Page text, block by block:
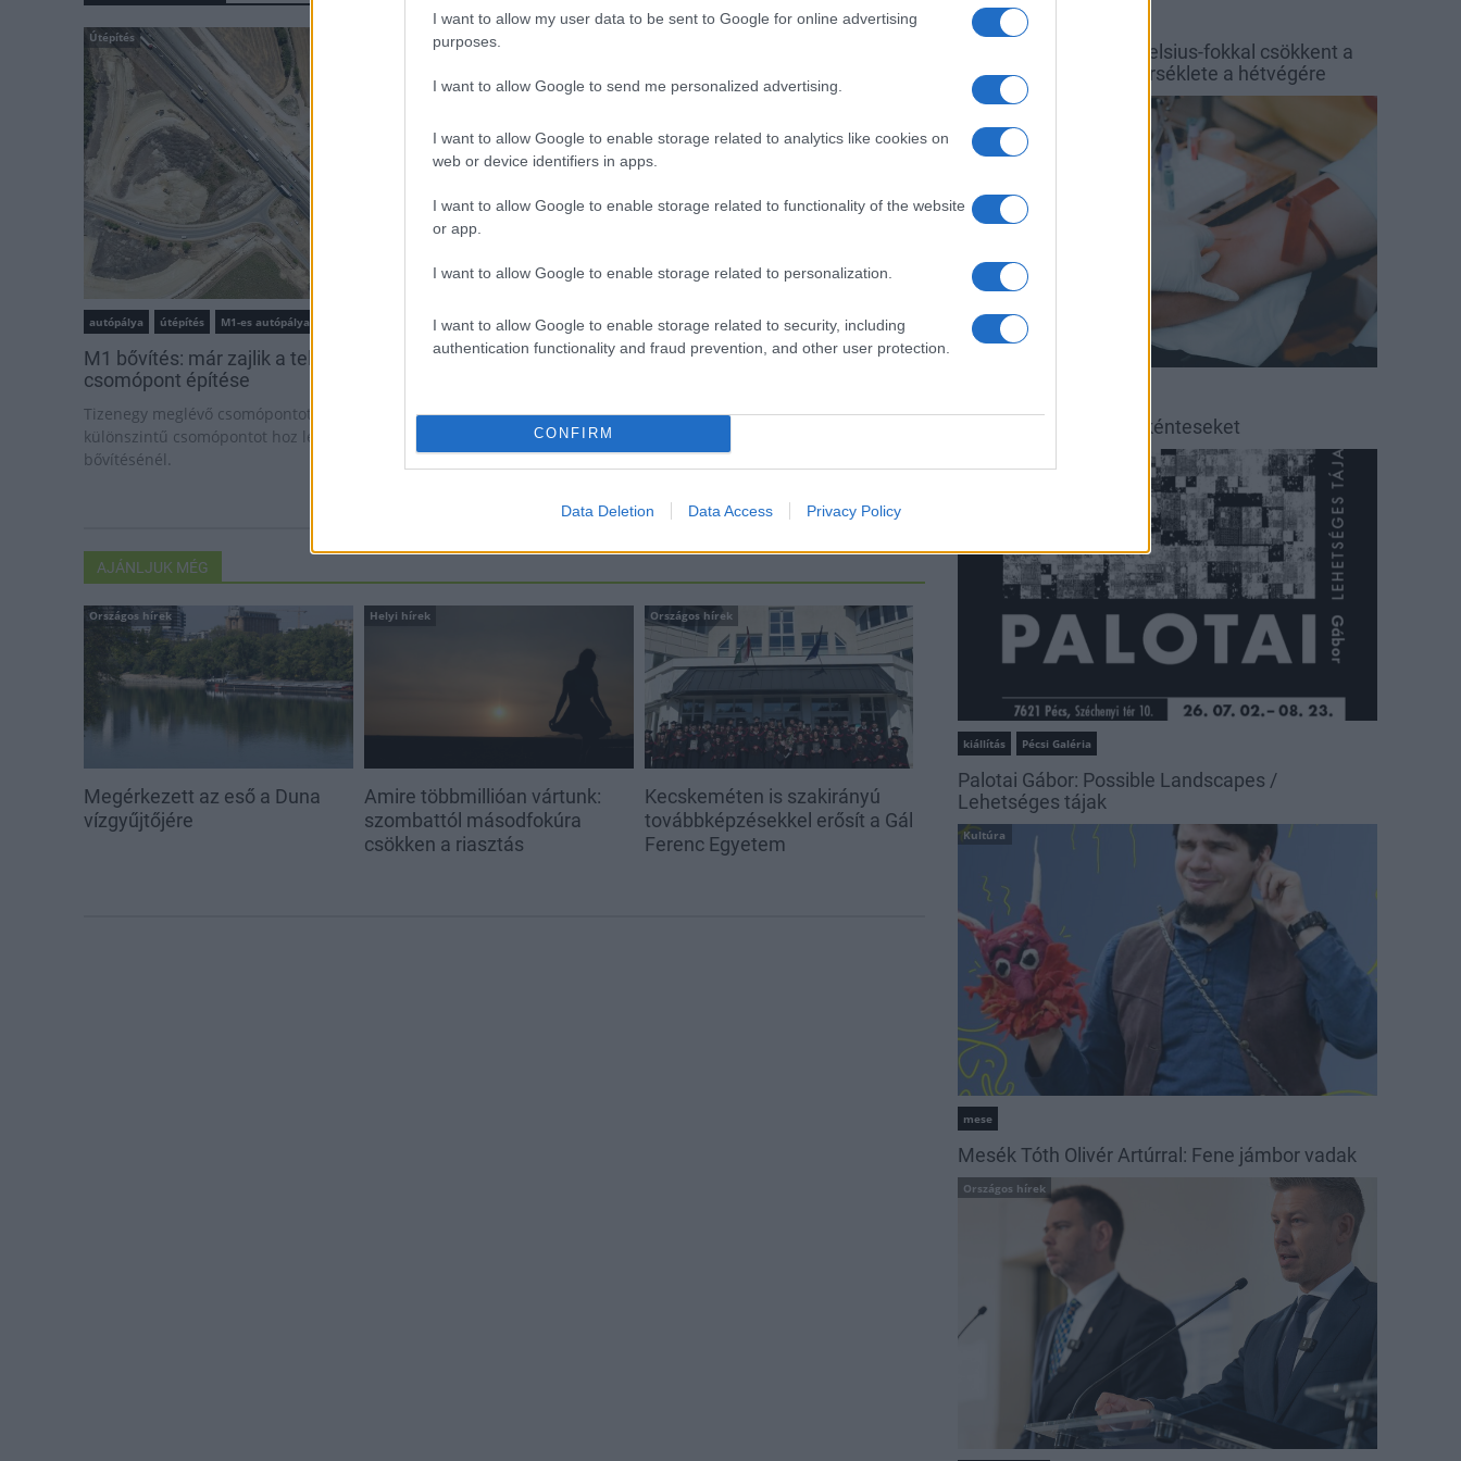
I want to allow my user data to be sent to Google for online advertising
purposes.
I want to allow Google to send me personalized advertising.
I want to allow Google to enable storage related to analytics like cookies on
web or device identifiers in apps.
I want to allow Google to enable storage related to functionality of the website
or app.
I want to allow Google to enable storage related to personalization.
I want to allow Google to enable storage related to security, including
authentication functionality and fraud prevention, and other user protection.
CONFIRM
Data Deletion Data Access Privacy Policy
Útépítés
autópálya útépítés M1-es autópálya
M1 bővítés: már zajlik a teljesen új Bicske Kelet
csomópont építése
Tizenegy meglévő csomópontot korszerűsít és négy új,
különszintű csomópontot hoz létre az MKIF az M1-es
bővítésénél.
Másfélszeresére bővítik
Látványos építési szakasz indult
mérföldköve a felülvizsgálat
AJÁNLJUK MÉG
Országos hírek
Megérkezett az eső a Duna
vízgyűjtőjére
Helyi hírek
Amire többmillióan vártunk:
szombattól másodfokúra
csökken a riasztás
Országos hírek
Kecskeméten is szakirányú
továbbképzésekkel erősít a Gál
Ferenc Egyetem
időjárás Balaton
Egy hét alatt közel 6 Celsius-fokkal csökkent a
Balaton vizének hőmérséklete a hétvégére
Országos hírek
Véradásra kérik az önkénteseket
kiállítás Pécsi Galéria
Palotai Gábor: Possible Landscapes /
Lehetséges tájak
Kultúra
mese
Mesék Tóth Olivér Artúrral: Fene jámbor vadak
Országos hírek